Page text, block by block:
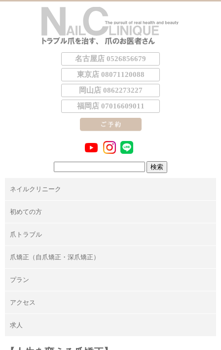
名古屋店 0526856679
東京店 08071120088
岡山店 0862273227
福岡店 07016609011
ネイルクリニーク
初めての方
爪トラブル
爪矯正（自爪矯正・深爪矯正）
プラン
アクセス
求人